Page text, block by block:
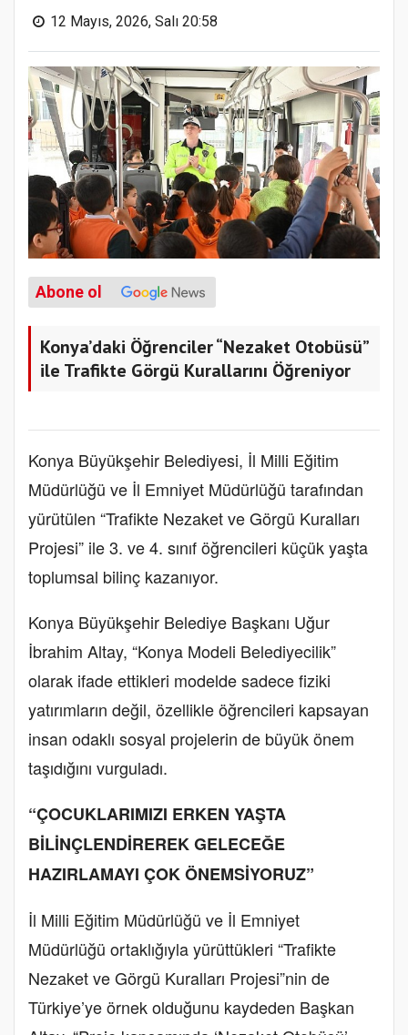
12 Mayıs, 2026, Salı 20:58
Abone ol
Konya’daki Öğrenciler “Nezaket Otobüsü”
ile Trafikte Görgü Kurallarını Öğreniyor
Konya Büyükşehir Belediyesi, İl Milli Eğitim
Müdürlüğü ve İl Emniyet Müdürlüğü tarafından
yürütülen “Trafikte Nezaket ve Görgü Kuralları
Projesi” ile 3. ve 4. sınıf öğrencileri küçük yaşta
toplumsal bilinç kazanıyor.
Konya Büyükşehir Belediye Başkanı Uğur
İbrahim Altay, “Konya Modeli Belediyecilik”
olarak ifade ettikleri modelde sadece fiziki
yatırımların değil, özellikle öğrencileri kapsayan
insan odaklı sosyal projelerin de büyük önem
taşıdığını vurguladı.
“ÇOCUKLARIMIZI ERKEN YAŞTA
BİLİNÇLENDİREREK GELECEĞE
HAZIRLAMAYI ÇOK ÖNEMSİYORUZ”
İl Milli Eğitim Müdürlüğü ve İl Emniyet
Müdürlüğü ortaklığıyla yürüttükleri “Trafikte
Nezaket ve Görgü Kuralları Projesi”nin de
Türkiye’ye örnek olduğunu kaydeden Başkan